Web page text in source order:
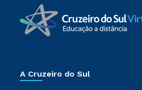
A Cruzeiro do Sul